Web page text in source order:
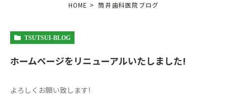
HOME 筒井歯科医院ブログ
TSUTSUI-BLOG
ホームページをリニューアルいたしました!
よろしくお願い致します!